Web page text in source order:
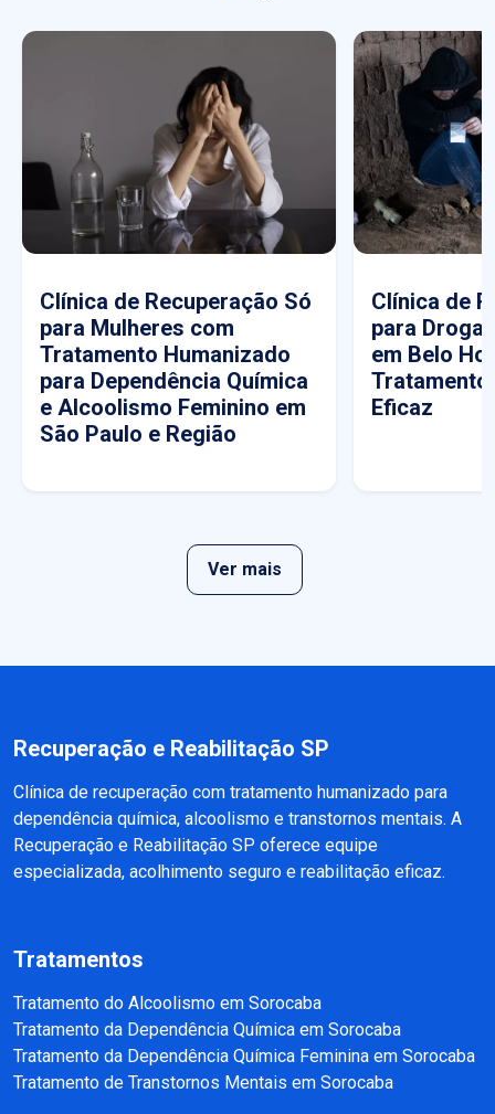
Clínica de Recuperação Só
para Mulheres com
Tratamento Humanizado
para Dependência Química
e Alcoolismo Feminino em
São Paulo e Região
Clínica de
para
em Belo
Tratamento
Eficaz
Ver mais
Recuperação e Reabilitação SP
Clínica de recuperação com tratamento humanizado para
dependência química, alcoolismo e transtornos mentais. A
Recuperação e Reabilitação SP oferece equipe
especializada, acolhimento seguro e reabilitação eficaz.
Tratamentos
Tratamento do Alcoolismo em Sorocaba
Tratamento da Dependência Química em Sorocaba
Tratamento da Dependência Química Feminina em Sorocaba
Tratamento de Transtornos Mentais em Sorocaba